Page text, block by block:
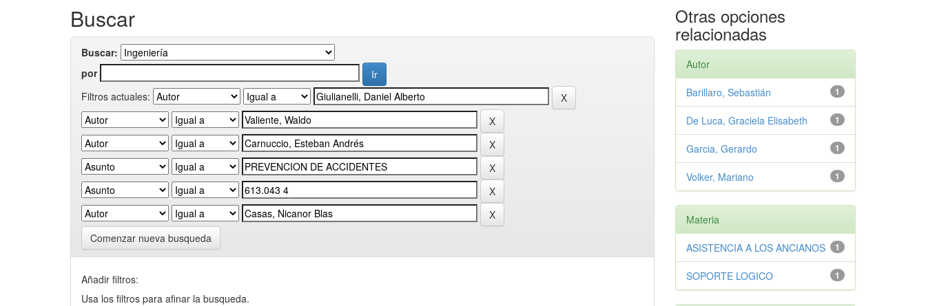
Buscar
Buscar:
por
Filtros actuales:
Comenzar nueva busqueda
Añadir filtros:
Usa los filtros para afinar la busqueda.
Otras opciones
relacionadas
Autor
1
Barillaro, Sebastián
1
De Luca, Graciela Elisabeth
1
Garcia, Gerardo
1
Volker, Mariano
Materia
1
ASISTENCIA A LOS ANCIANOS
1
SOPORTE LOGICO